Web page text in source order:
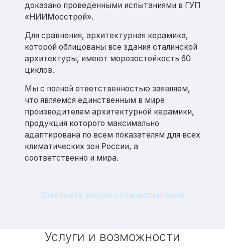
доказано проведенными испытаниями в ГУП
«НИИМосстрой».
Для сравнения, архитектурная керамика,
которой облицованы все здания сталинской
архитектуры, имеют морозостойкость 60
циклов.
Мы с полной ответственностью заявляем,
что являемся единственным в мире
производителем архитектурной керамики,
продукция которого максимально
адаптирована по всем показателям для всех
климатических зон России, а
соответственно и мира.
Смотреть результаты испытаний
Услуги и возможности